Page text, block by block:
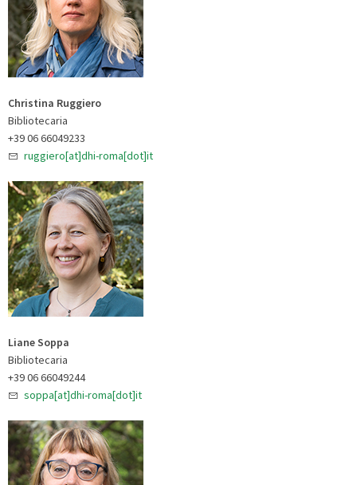
Christina Ruggiero
Bibliotecaria
+39 06 66049233
ruggiero[at]dhi-roma[dot]it
Liane Soppa
Bibliotecaria
+39 06 66049244
soppa[at]dhi-roma[dot]it